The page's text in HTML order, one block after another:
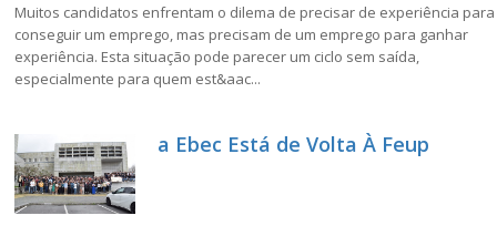
Muitos candidatos enfrentam o dilema de precisar de experiência para
conseguir um emprego, mas precisam de um emprego para ganhar
experiência. Esta situação pode parecer um ciclo sem saída,
especialmente para quem est&aac...
a Ebec Está de Volta À Feup